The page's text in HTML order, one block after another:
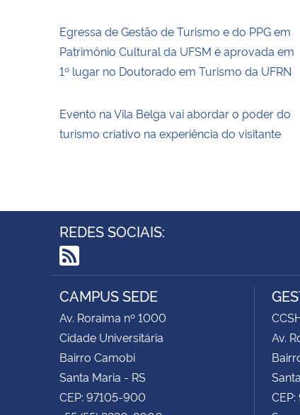
Egressa de Gestão de Turismo e do PPG em
Patrimônio Cultural da UFSM é aprovada em
1º lugar no Doutorado em Turismo da UFRN
Evento na Vila Belga vai abordar o poder do
turismo criativo na experiência do visitante
REDES SOCIAIS:
RSS
CAMPUS SEDE
Av. Roraima nº 1000
Cidade Universitária
Bairro Camobi
Santa Maria - RS
CEP: 97105-900
Av.